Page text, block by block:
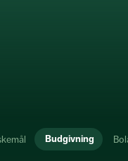
Budgivning